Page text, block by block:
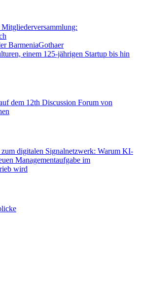
BarmeniaGothaer
einem 125-jährigen Startup bis hin
dem 12th Discussion Forum von
digitalen Signalnetzwerk: Warum KI-
Managementaufgabe im
wird